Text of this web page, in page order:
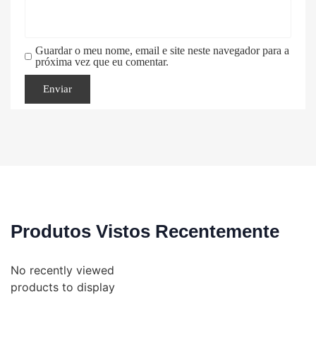
Guardar o meu nome, email e site neste navegador para a
próxima vez que eu comentar.
Produtos Vistos Recentemente
No recently viewed
products to display